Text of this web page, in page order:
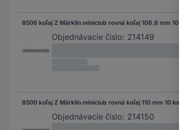
8506 koľaj Z Märklin miniclub rovná koľaj 108.6 mm 10 ks
Objednávacie číslo: 214149
8500 koľaj Z Märklin miniclub rovná koľaj 110 mm 10 ks
Objednávacie číslo: 214150